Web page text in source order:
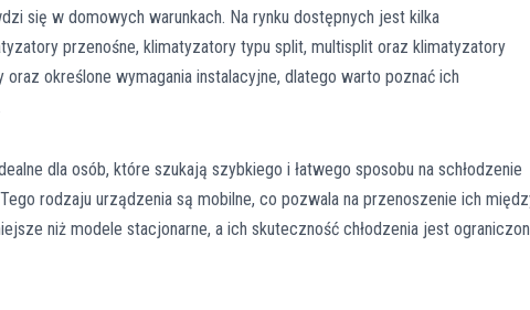
się w domowych warunkach. Na rynku dostępnych jest kilka
przenośne, klimatyzatory typu split, multisplit oraz klimatyzatory
określone wymagania instalacyjne, dlatego warto poznać ich
dla osób, które szukają szybkiego i łatwego sposobu na schłodzenie
rodzaju urządzenia są mobilne, co pozwala na przenoszenie ich
niż modele stacjonarne, a ich skuteczność chłodzenia jest